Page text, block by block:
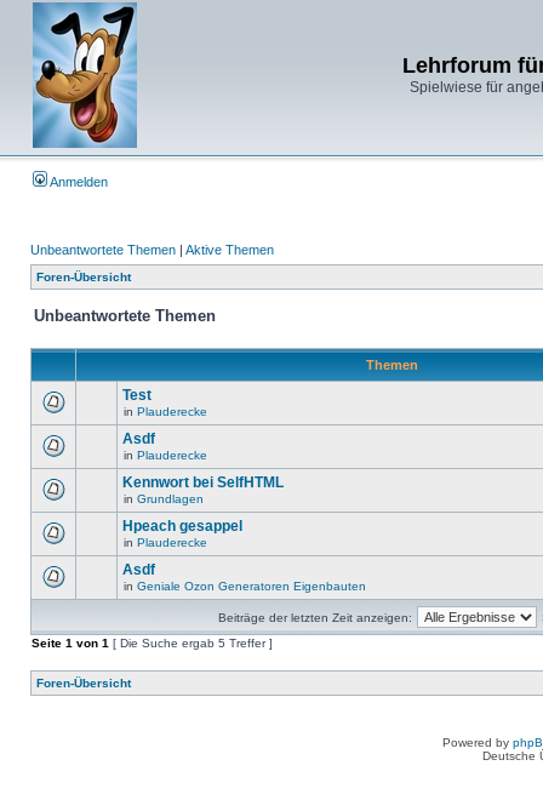
Lehrforum
Spielwiese für
Anmelden
Unbeantwortete Themen | Aktive Themen
Foren-Übersicht
Unbeantwortete Themen
Themen
Test
in Plauderecke
Asdf
in Plauderecke
Kennwort bei SelfHTML
in Grundlagen
Hpeach gesappel
in Plauderecke
Asdf
in Geniale Ozon Generatoren Eigenbauten
Beiträge der letzten Zeit anzeigen:
Seite 1 von 1 [ Die Suche ergab 5 Treffer ]
Foren-Übersicht
Powered by
Deutsche